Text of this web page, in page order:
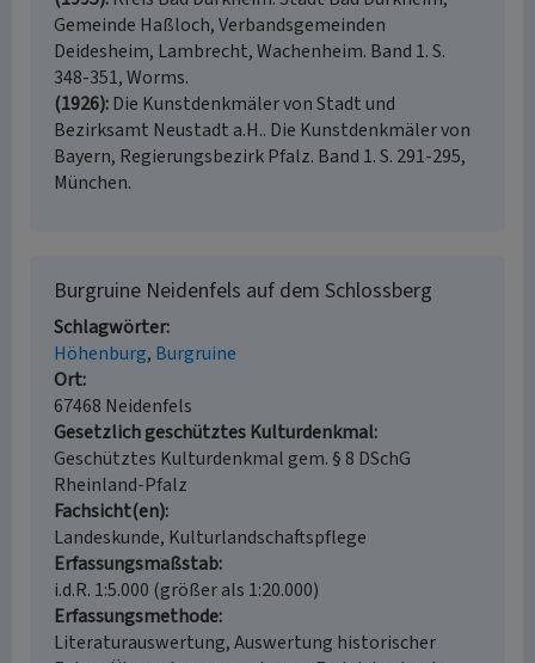
Gemeinde Haßloch, Verbandsgemeinden
Deidesheim, Lambrecht, Wachenheim. Band 1. S.
348-351, Worms.
(1926) Die Kunstdenkmäler von Stadt und
Bezirksamt Neustadt a.H.. Die Kunstdenkmäler von
Bayern, Regierungsbezirk Pfalz. Band 1. S. 291-295,
München.
Burgruine Neidenfels auf dem Schlossberg
Schlagwörter
Höhenburg Burgruine
Ort
67468 Neidenfels
Gesetzlich geschütztes Kulturdenkmal
Geschütztes Kulturdenkmal gem. § 8 DSchG
Rheinland-Pfalz
Fachsicht(en)
Landeskunde, Kulturlandschaftspflege
Erfassungsmaßstab
i.d.R. 1:5.000 (größer als 1:20.000)
Erfassungsmethode
Literaturauswertung, Auswertung historischer